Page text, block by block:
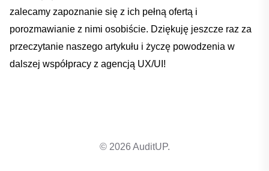
zalecamy zapoznanie się z ich pełną ofertą i
⁢porozmawianie ⁣z nimi osobiście. Dziękuję jeszcze raz za
przeczytanie naszego ‍artykułu i ‍życzę powodzenia w​
dalszej‍ współpracy z agencją UX/UI!
© 2026 AuditUP.